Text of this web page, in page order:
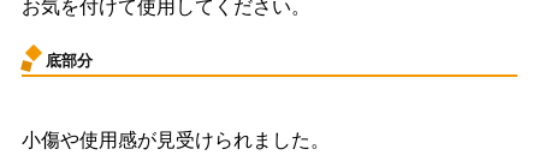
お気を付けて使用してください。
底部分
小傷や使用感が見受けられました。